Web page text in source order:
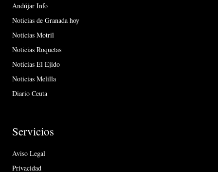
Andújar Info
Noticias de Granada hoy
Noticias Motril
Noticias Roquetas
Noticias El Ejido
Noticias Melilla
Diario Ceuta
Servicios
Aviso Legal
Privacidad